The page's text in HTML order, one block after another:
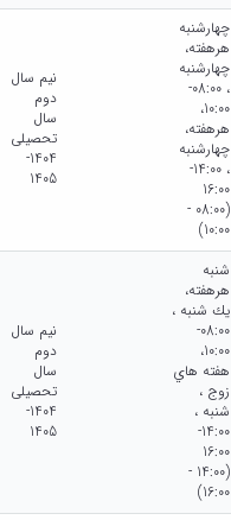
چهارشنبه
هرهفته،
چهارشنبه
، 08:00-
10:00،
هرهفته،
چهارشنبه
، 14:00-
16:00
(08:00 -
10:00)
نیم سال
دوم
سال
تحصیلی
1404-
1405
شنبه
هرهفته،
يك شنبه ،
08:00-
10:00،
هفته هاي
زوج ،
شنبه ،
14:00-
16:00
(14:00 -
16:00)
نیم سال
دوم
سال
تحصیلی
1404-
1405